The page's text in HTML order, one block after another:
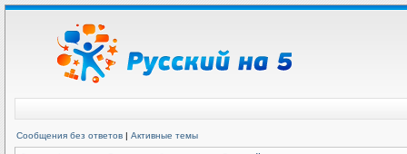
Сообщения без ответов | Активные темы